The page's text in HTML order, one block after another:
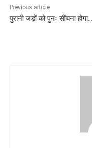
Previous article
पुरानी जड़ों को पुनः सींचना होगा…